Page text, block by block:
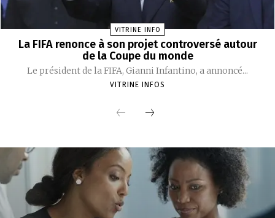
VITRINE INFO
La FIFA renonce à son projet controversé autour
de la Coupe du monde
Le président de la FIFA, Gianni Infantino, a annoncé...
VITRINE INFOS